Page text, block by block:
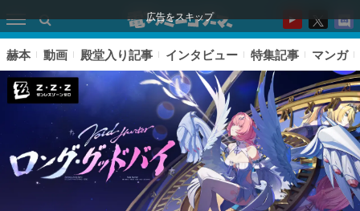
広告をスキップ
赫本 動画 殿堂入り記事 インタビュー 特集記事 マンガ